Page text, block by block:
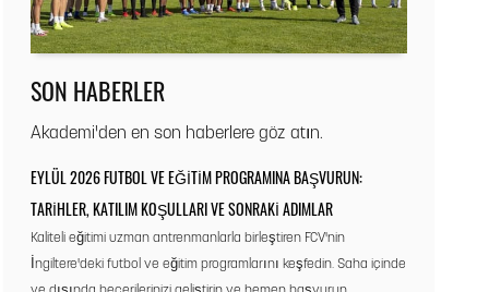
SON HABERLER
Akademi'den en son haberlere göz atın.
EYLÜL 2026 FUTBOL VE EĞITIM PROGRAMINA BAŞVURUN:
TARIHLER, KATILIM KOŞULLARI VE SONRAKI ADIMLAR
Kaliteli eğitimi uzman antrenmanlarla birleştiren FCV'nin
İngiltere'deki futbol ve eğitim programlarını keşfedin. Saha içinde